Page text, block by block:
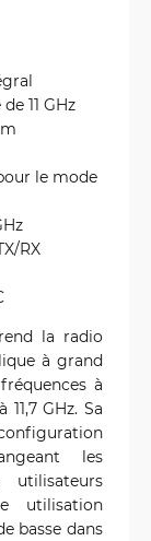
11 GHz
le mode
RX
la radio
à grand
à
GHz. Sa
les
utilisation
basse dans